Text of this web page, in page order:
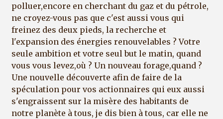
polluer,encore en cherchant du gaz et du pétrole,
ne croyez-vous pas que c'est aussi vous qui
freinez des deux pieds, la recherche et
l'expansion des énergies renouvelables ? Votre
seule ambition et votre seul but le matin, quand
vous vous levez,où ? Un nouveau forage,quand ?
Une nouvelle découverte afin de faire de la
spéculation pour vos actionnaires qui eux aussi
s'engraissent sur la misère des habitants de
notre planète à tous, je dis bien à tous, car elle ne